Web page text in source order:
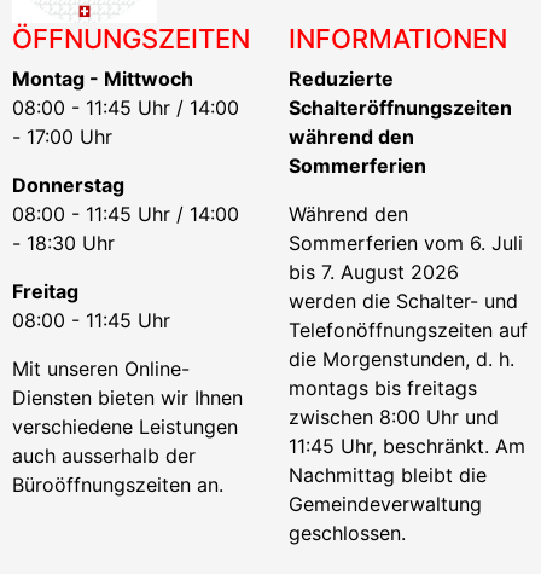
ÖFFNUNGSZEITEN
Montag - Mittwoch
08:00 - 11:45 Uhr / 14:00
- 17:00 Uhr
Donnerstag
08:00 - 11:45 Uhr / 14:00
- 18:30 Uhr
Freitag
08:00 - 11:45 Uhr
Mit unseren Online-
Diensten bieten wir Ihnen
verschiedene Leistungen
auch ausserhalb der
Büroöffnungszeiten an.
INFORMATIONEN
Reduzierte
Schalteröffnungszeiten
während den
Sommerferien
Während den
Sommerferien vom 6. Juli
bis 7. August 2026
werden die Schalter- und
Telefonöffnungszeiten auf
die Morgenstunden, d. h.
montags bis freitags
zwischen 8:00 Uhr und
11:45 Uhr, beschränkt. Am
Nachmittag bleibt die
Gemeindeverwaltung
geschlossen.